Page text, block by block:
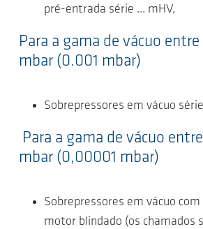
pré-entrada série ... mHV,
Para a gama de vácuo
mbar (0.001 mbar)
Sobrepressores em vácuo
Para a gama de vácuo
mbar (0,00001 mbar)
Sobrepressores em vácuo
motor blindado (os chamados